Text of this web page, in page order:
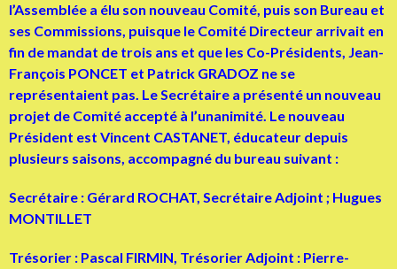
l’Assemblée a élu son nouveau Comité, puis son Bureau et
ses Commissions, puisque le Comité Directeur arrivait en
fin de mandat de trois ans et que les Co-Présidents, Jean-
François PONCET et Patrick GRADOZ ne se
représentaient pas. Le Secrétaire a présenté un nouveau
projet de Comité accepté à l’unanimité. Le nouveau
Président est Vincent CASTANET, éducateur depuis
plusieurs saisons, accompagné du bureau suivant :
Secrétaire : Gérard ROCHAT, Secrétaire Adjoint ; Hugues
MONTILLET
Trésorier : Pascal FIRMIN, Trésorier Adjoint : Pierre-